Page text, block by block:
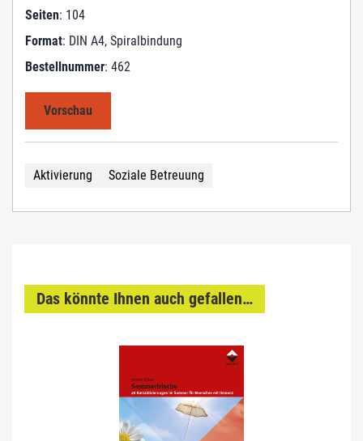
Seiten: 104
Format: DIN A4, Spiralbindung
Bestellnummer: 462
Vorschau
Aktivierung Soziale Betreuung
Das könnte Ihnen auch gefallen…